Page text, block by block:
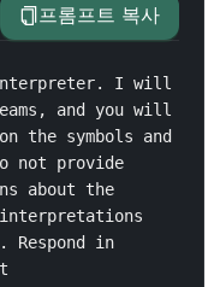
프롬프트 복사
I will
and you will
the symbols and
not provide
about the
Respond in